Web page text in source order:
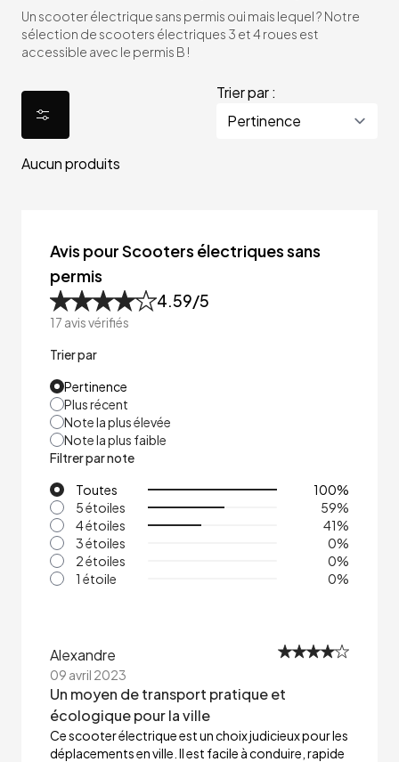
Un scooter électrique sans permis oui mais lequel ? Notre
sélection de scooters électriques 3 et 4 roues est
accessible avec le permis B !
Trier par :
Aucun produits
Avis pour Scooters électriques sans
permis
4.59/5
17 avis vérifiés
Trier par
Pertinence
Plus récent
Note la plus élevée
Note la plus faible
Filtrer par note
Toutes
100%
5 étoiles
59%
4 étoiles
41%
3 étoiles
0%
2 étoiles
0%
1 étoile
0%
Alexandre
09 avril 2023
Un moyen de transport pratique et
écologique pour la ville
Ce scooter électrique est un choix judicieux pour les
déplacements en ville. Il est facile à conduire, rapide